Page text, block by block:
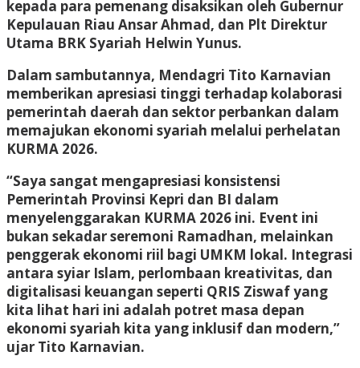
kepada para pemenang disaksikan oleh Gubernur
Kepulauan Riau Ansar Ahmad, dan Plt Direktur
Utama BRK Syariah Helwin Yunus.
Dalam sambutannya, Mendagri Tito Karnavian
memberikan apresiasi tinggi terhadap kolaborasi
pemerintah daerah dan sektor perbankan dalam
memajukan ekonomi syariah melalui perhelatan
KURMA 2026.
“Saya sangat mengapresiasi konsistensi
Pemerintah Provinsi Kepri dan BI dalam
menyelenggarakan KURMA 2026 ini. Event ini
bukan sekadar seremoni Ramadhan, melainkan
penggerak ekonomi riil bagi UMKM lokal. Integrasi
antara syiar Islam, perlombaan kreativitas, dan
digitalisasi keuangan seperti QRIS Ziswaf yang
kita lihat hari ini adalah potret masa depan
ekonomi syariah kita yang inklusif dan modern,”
ujar Tito Karnavian.